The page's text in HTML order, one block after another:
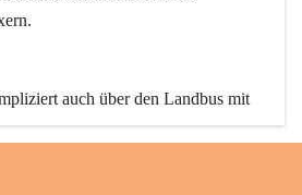
auch über den Landbus mit
zu erreichen. Die Linie